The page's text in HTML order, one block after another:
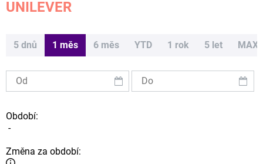
UNILEVER
5 dnů 1 měs 6 měs YTD 1 rok 5 let MAX
Období:
-
Změna za období: